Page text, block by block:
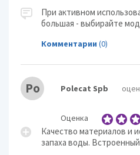
При активном
большая - выбирайте
Комментарии (0)
Po Polecat Spb
Оценка
Качество материалов и
запаха воды.